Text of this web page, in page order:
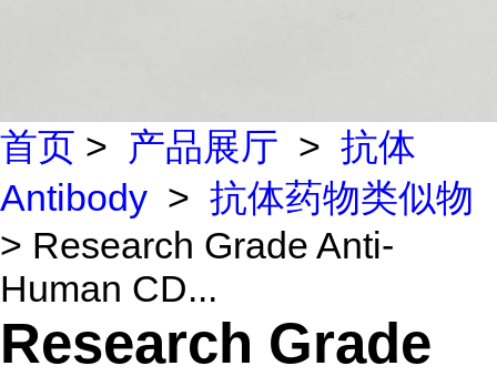
首页 > 产品展厅 > 抗体
Antibody > 抗体药物类似物
> Research Grade Anti-
Human CD...
Research Grade